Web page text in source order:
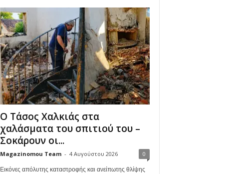
Ο Τάσος Χαλκιάς στα
χαλάσματα του σπιτιού του –
Σοκάρουν οι...
Magazinomou Team - 4 Αυγούστου 2026 0
Εικόνες απόλυτης καταστροφής και ανείπωτης θλίψης